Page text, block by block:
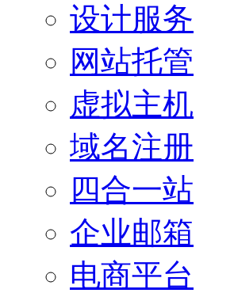
设计服务
网站托管
虚拟主机
域名注册
四合一站
企业邮箱
电商平台